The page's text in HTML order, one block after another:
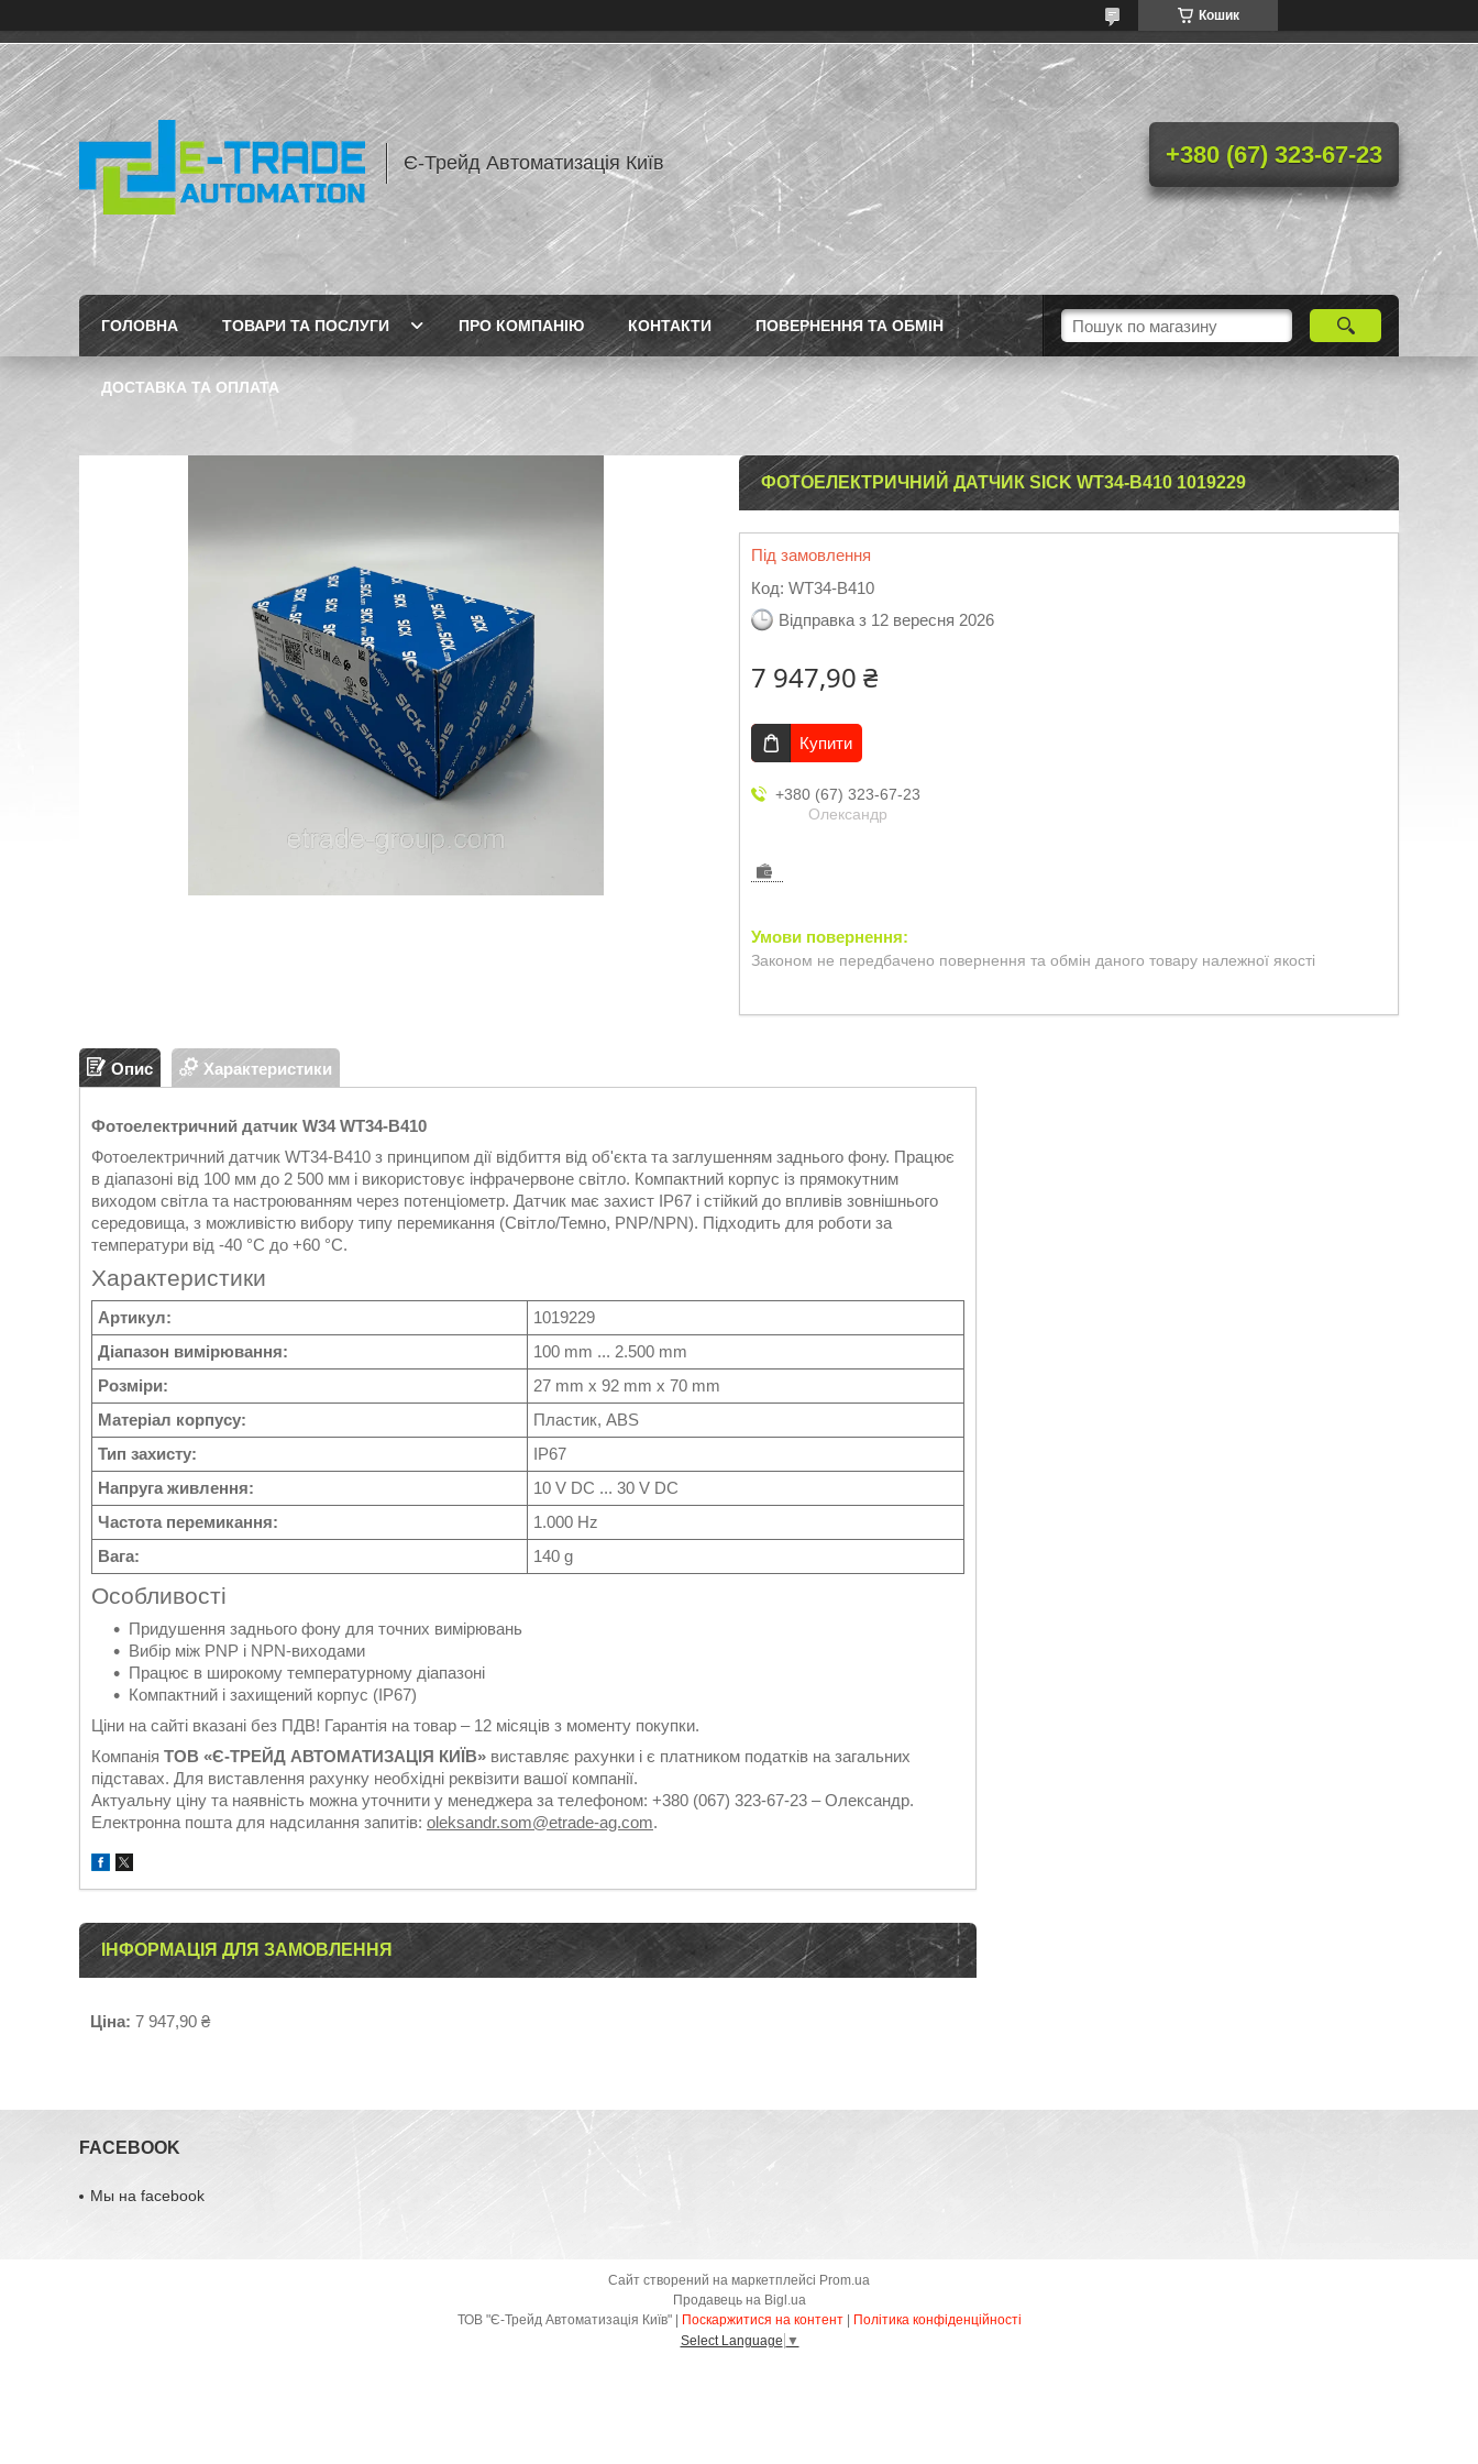
Кошик
Є-Трейд Автоматизація Київ +380 (67) 323-67-23
ГОЛОВНА ТОВАРИ ТА ПОСЛУГИ ПРО КОМПАНІЮ КОНТАКТИ ПОВЕРНЕННЯ ТА ОБМІН
ДОСТАВКА ТА ОПЛАТА
ФОТОЕЛЕКТРИЧНИЙ ДАТЧИК SICK WT34-B410 1019229
Під замовлення
Код: WT34-B410
Відправка з 12 вересня 2026
7 947,90 ₴
Купити
+380 (67) 323-67-23
Олександр
Законом не передбачено повернення та обмін даного товару належної якості
Опис Характеристики
Фотоелектричний датчик W34 WT34-B410
Фотоелектричний датчик WT34-B410 з принципом дії відбиття від об'єкта та заглушенням заднього фону. Працює
в діапазоні від 100 мм до 2 500 мм і використовує інфрачервоне світло. Компактний корпус із прямокутним
виходом світла та настроюванням через потенціометр. Датчик має захист IP67 і стійкий до впливів зовнішнього
середовища, з можливістю вибору типу перемикання (Світло/Темно, PNP/NPN). Підходить для роботи за
температури від -40 °C до +60 °C.
Характеристики
Артикул:
1019229
Діапазон вимірювання:
100 mm ... 2.500 mm
Розміри:
27 mm x 92 mm x 70 mm
Матеріал корпусу:
Пластик, ABS
Тип захисту:
IP67
Напруга живлення:
10 V DC ... 30 V DC
Частота перемикання:
1.000 Hz
Вага:
140 g
Особливості
Придушення заднього фону для точних вимірювань
Вибір між PNP і NPN-виходами
Працює в широкому температурному діапазоні
Компактний і захищений корпус (IP67)
Ціни на сайті вказані без ПДВ! Гарантія на товар – 12 місяців з моменту покупки.
Компанія ТОВ «Є-ТРЕЙД АВТОМАТИЗАЦІЯ КИЇВ» виставляє рахунки і є платником податків на загальних
підставах. Для виставлення рахунку необхідні реквізити вашої компанії.
Актуальну ціну та наявність можна уточнити у менеджера за телефоном: +380 (067) 323-67-23 – Олександр.
Електронна пошта для надсилання запитів: oleksandr.som@etrade-ag.com.
ІНФОРМАЦІЯ ДЛЯ ЗАМОВЛЕННЯ
Ціна: 7 947,90 ₴
FACEBOOK
Мы на facebook
Сайт створений на маркетплейсі Prom.ua
Продавець на Bigl.ua
Поскаржитися на контент
Політика конфіденційності
Select Language ▼